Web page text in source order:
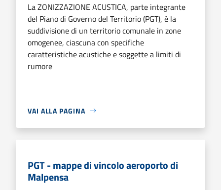
La ZONIZZAZIONE ACUSTICA, parte integrante
del Piano di Governo del Territorio (PGT), è la
suddivisione di un territorio comunale in zone
omogenee, ciascuna con specifiche
caratteristiche acustiche e soggette a limiti di
rumore
VAI ALLA PAGINA
PGT - mappe di vincolo aeroporto di
Malpensa